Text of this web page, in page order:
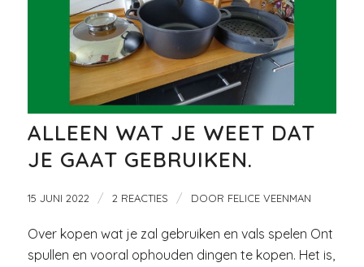
ALLEEN WAT JE WEET DAT
JE GAAT GEBRUIKEN.
15 JUNI 2022 / 2 REACTIES / DOOR FELICE VEENMAN
Over kopen wat je zal gebruiken en vals spelen Ont
spullen en vooral ophouden dingen te kopen. Het is,